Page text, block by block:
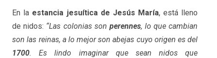
En la estancia jesuítica de Jesús María, está lleno
de nidos: “Las colonias son perennes, lo que cambian
son las reinas, a lo mejor son abejas cuyo origen es del
1700. Es lindo imaginar que sean nidos que